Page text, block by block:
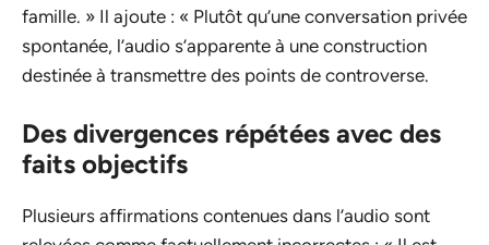
famille. » Il ajoute : « Plutôt qu’une conversation privée
spontanée, l’audio s’apparente à une construction
destinée à transmettre des points de controverse.
Des divergences répétées avec des
faits objectifs
Plusieurs affirmations contenues dans l’audio sont